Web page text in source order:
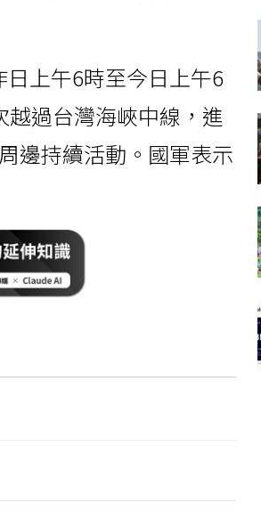
上午6時至今日上午6
過台灣海峽中線，進
邊持續活動。國軍表示